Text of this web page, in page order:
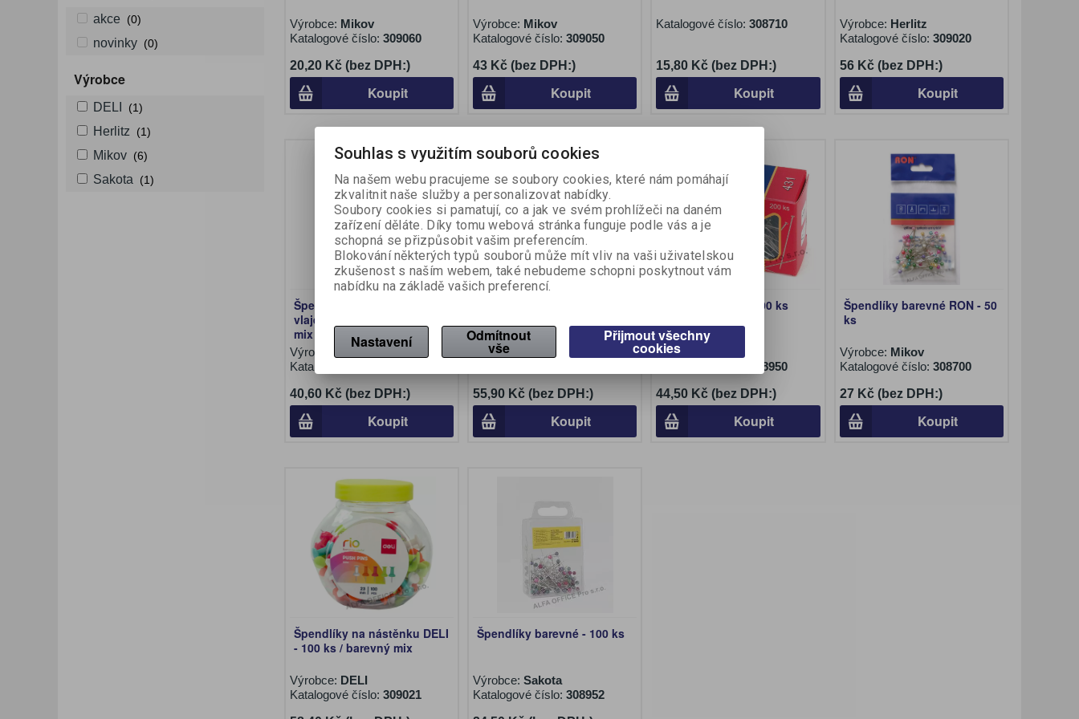
akce (0)
novinky (0)
Výrobce
DELI (1)
Herlitz (1)
Mikov (6)
Sakota (1)
Výrobce: Mikov
Katalogové číslo: 309060
20,20 Kč (bez DPH:)
Koupit
Výrobce: Mikov
Katalogové číslo: 309050
43 Kč (bez DPH:)
Koupit
Katalogové číslo:308710
15,80 Kč (bez DPH:)
Koupit
Výrobce: Herlitz
Katalogové číslo: 309020
56 Kč (bez DPH:)
Koupit
Špendlíky mapové RON -
vlaječky / 25 ks / barevný
mix
Výrobce:
Katalogové číslo:
40,60 Kč (bez DPH:)
Koupit
mix
Výrobce:
55,90 Kč (bez DPH:)
Koupit
Špendlíky RON - 200 ks
Výrobce:
308950
44,50 Kč (bez DPH:)
Koupit
Špendlíky barevné RON - 50
ks
Výrobce: Mikov
Katalogové číslo: 308700
27 Kč (bez DPH:)
Koupit
Špendlíky na nástěnku DELI
- 100 ks / barevný mix
Výrobce: DELI
Katalogové číslo: 309021
Špendlíky barevné - 100 ks
Výrobce: Sakota
Katalogové číslo: 308952
Souhlas s využitím souborů cookies
Na našem webu pracujeme se soubory cookies, které nám pomáhají
zkvalitnit naše služby a personalizovat nabídky.
Soubory cookies si pamatují, co a jak ve svém prohlížeči na daném
zařízení děláte. Díky tomu webová stránka funguje podle vás a je
schopná se přizpůsobit vašim preferencím.
Blokování některých typů souborů může mít vliv na vaši uživatelskou
zkušenost s naším webem, také nebudeme schopni poskytnout vám
nabídku na základě vašich preferencí.
Nastavení Odmítnout
vše
Přijmout všechny
cookies